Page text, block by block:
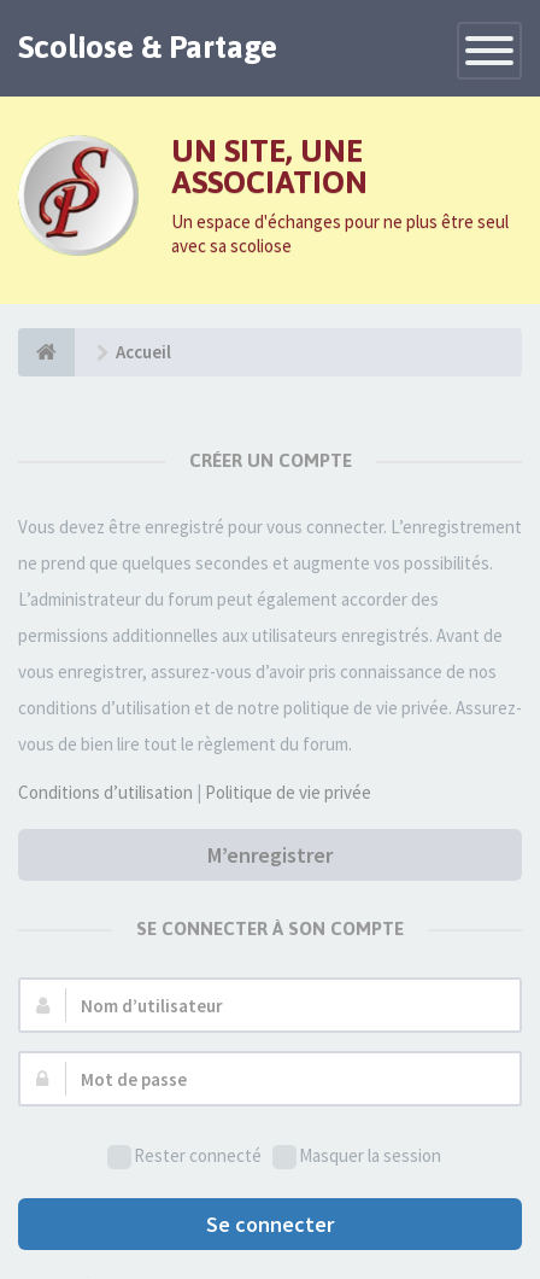
Toggle
Scoliose & Partage
UN SITE, UNE
ASSOCIATION
Un espace d'échanges pour ne plus être seul
avec sa scoliose
Accueil
CRÉER UN COMPTE
Vous devez être enregistré pour vous connecter. L’enregistrement
ne prend que quelques secondes et augmente vos possibilités.
L’administrateur du forum peut également accorder des
permissions additionnelles aux utilisateurs enregistrés. Avant de
vous enregistrer, assurez-vous d’avoir pris connaissance de nos
conditions d’utilisation et de notre politique de vie privée. Assurez-
vous de bien lire tout le règlement du forum.
Conditions d’utilisation | Politique de vie privée
M’enregistrer
SE CONNECTER À SON COMPTE
Nom
Mot
Rester connecté Masquer la session
Se connecter